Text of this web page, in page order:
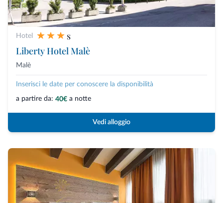
Hotel
s
Liberty Hotel Malè
Malè
Inserisci le date per conoscere la disponibilità
a partire da: 40€ a notte
Vedi alloggio